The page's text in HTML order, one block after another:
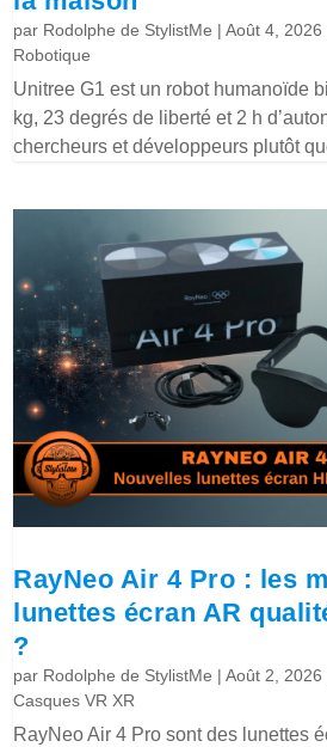
par Rodolphe de StylistMe |Août 4, 2026
Robotique
Unitree G1 est un robot humanoïde
kg, 23 degrés de liberté et 2 h
chercheurs et développeurs plutôt
RayNeo Air 4 Pro : les
lunettes écran AR
?
par Rodolphe de StylistMe |Août 2, 2026
Casques VR XR
RayNeo Air 4 Pro sont des lunettes